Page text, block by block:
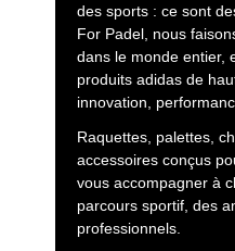
des sports : ce sont
For Padel, nous
dans le monde entier,
produits adidas de
innovation,
Raquettes, palettes,
accessoires conçus
vous accompagner à
parcours sportif, des
professionnels.